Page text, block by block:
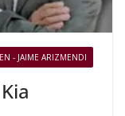
- JAIME ARIZMENDI